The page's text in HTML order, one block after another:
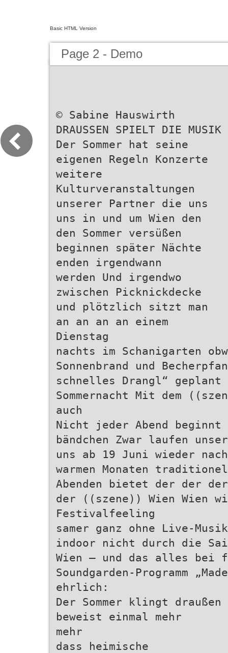
Basic HTML Version
Page 2 - Demo
© Sabine Hauswirth
DRAUSSEN SPIELT DIE MUSIK
Der Sommer hat seine
eigenen Regeln Konzerte
weitere
Kulturveranstaltungen
unserer Partner die uns
uns in und um Wien den
den Sommer versüßen
beginnen später Nächte
enden irgendwann
werden Und irgendwo
zwischen Picknickdecke
und plötzlich sitzt man
an an an an einem
Dienstag
nachts im Schanigarten
Sonnenbrand und
schnelles Drangl“
Sommernacht Mit dem
auch
Nicht jeder Abend
bändchen Zwar laufen
uns ab 19 Juni wieder
warmen Monaten
Abenden bietet der der
der ((szene)) Wien Wien
Festivalfeeling
samer ganz ohne Live-
indoor nicht durch die
Wien – und das alles bei
Soundgarden-Programm
ehrlich:
Der Sommer klingt
beweist einmal mehr
mehr
dass heimische